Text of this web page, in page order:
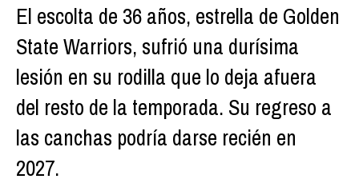
El escolta de 36 años, estrella de Golden
State Warriors, sufrió una durísima
lesión en su rodilla que lo deja afuera
del resto de la temporada. Su regreso a
las canchas podría darse recién en
2027.